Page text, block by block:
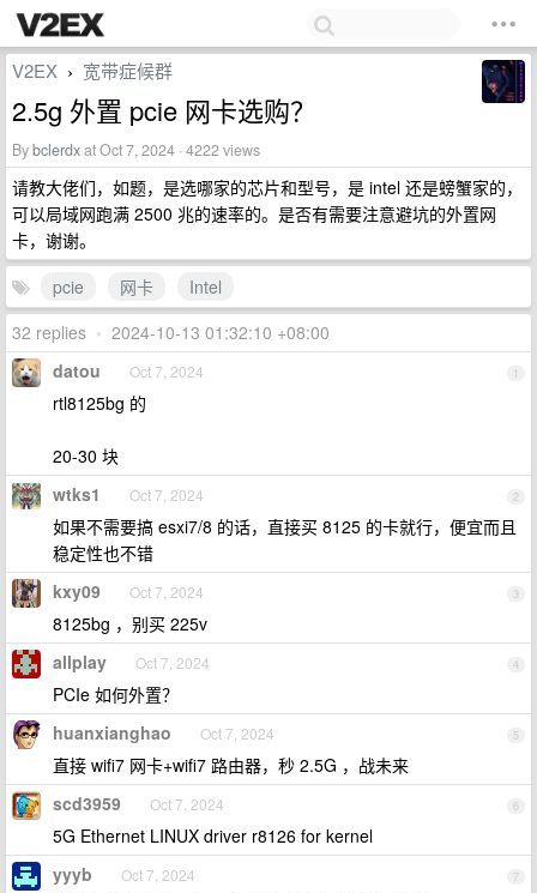
V2EX › 宽带症候群
2.5g 外置 pcie 网卡选购？
Bybclerdxat Oct 7, 2024 · 4222 views
请教大佬们，如题，是选哪家的芯片和型号，是 intel 还是螃蟹家的，
可以局域网跑满 2500 兆的速率的。是否有需要注意避坑的外置网
卡，谢谢。
pcie
网卡
Intel
32 replies • 2024-10-13 01:32:10 +08:00
1
datou Oct 7, 2024
rtl8125bg 的
20-30 块
2
wtks1 Oct 7, 2024
如果不需要搞 esxi7/8 的话，直接买 8125 的卡就行，便宜而且
稳定性也不错
3
kxy09 Oct 7, 2024
8125bg ，别买 225v
4
allplay Oct 7, 2024
PCIe 如何外置？
5
huanxianghao Oct 7, 2024
直接 wifi7 网卡+wifi7 路由器，秒 2.5G ，战未来
6
scd3959 Oct 7, 2024
5G Ethernet LINUX driver r8126 for kernel
7
yyyb Oct 7, 2024